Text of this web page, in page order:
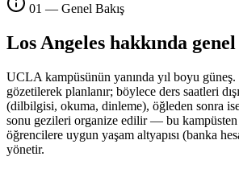
01 — Genel Bakış
Los Angeles hakkında genel
UCLA kampüsünün yanında yıl boyu
gözetilerek planlanır; böylece ders saatleri
(dilbilgisi, okuma, dinleme), öğleden sonra
sonu gezileri organize edilir — bu kampüsten
öğrencilere uygun yaşam altyapısı (banka
yönetir.